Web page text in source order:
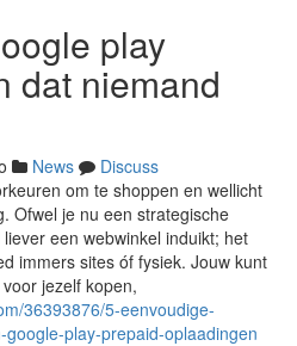
play
dat niemand
News
Discuss
om te shoppen en wellicht
Ofwel je nu een strategische
een webwinkel induikt; het
immers sites óf fysiek. Jouw kunt
jezelf kopen,
36393876/5-eenvoudige-
play-prepaid-oplaadingen